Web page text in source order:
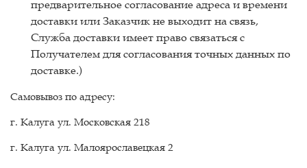
предварительное согласование адреса и времени
доставки или Заказчик не выходит на связь,
Служба доставки имеет право связаться с
Получателем для согласования точных данных по
доставке.)
Самовывоз по адресу:
г. Калуга ул. Московская 218
г. Калуга ул. Малоярославецкая 2